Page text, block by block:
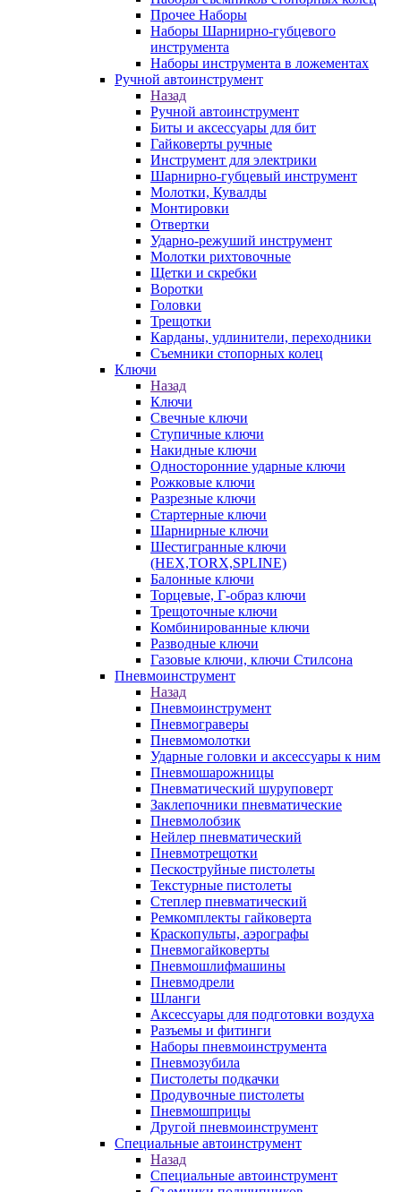
Прочее Наборы
Наборы Шарнирно-губцевого
инструмента
Наборы инструмента в ложементах
Ручной автоинструмент
Назад
Ручной автоинструмент
Биты и аксессуары для бит
Гайковерты ручные
Инструмент для электрики
Шарнирно-губцевый инструмент
Молотки, Кувалды
Монтировки
Отвертки
Ударно-режуший инструмент
Молотки рихтовочные
Щетки и скребки
Воротки
Головки
Трещотки
Карданы, удлинители, переходники
Съемники стопорных колец
Ключи
Назад
Ключи
Свечные ключи
Ступичные ключи
Накидные ключи
Односторонние ударные ключи
Рожковые ключи
Разрезные ключи
Стартерные ключи
Шарнирные ключи
Шестигранные ключи
(HEX,TORX,SPLINE)
Балонные ключи
Торцевые, Г-образ ключи
Трещоточные ключи
Комбинированные ключи
Разводные ключи
Газовые ключи, ключи Стилсона
Пневмоинструмент
Назад
Пневмоинструмент
Пневмограверы
Пневмомолотки
Ударные головки и аксессуары к ним
Пневмошарожницы
Пневматический шуруповерт
Заклепочники пневматические
Пневмолобзик
Нейлер пневматический
Пневмотрещотки
Пескоструйные пистолеты
Текстурные пистолеты
Степлер пневматический
Ремкомплекты гайковерта
Краскопульты, аэрографы
Пневмогайковерты
Пневмошлифмашины
Пневмодрели
Шланги
Аксессуары для подготовки воздуха
Разъемы и фитинги
Наборы пневмоинструмента
Пневмозубила
Пистолеты подкачки
Продувочные пистолеты
Пневмошприцы
Другой пневмоинструмент
Специальные автоинструмент
Назад
Специальные автоинструмент